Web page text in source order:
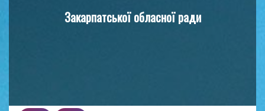
Закарпатської обласної ради